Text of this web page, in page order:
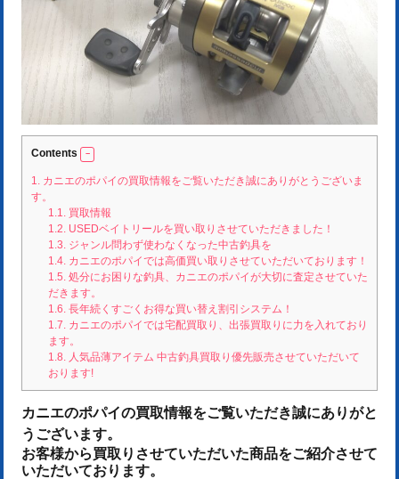
Contents
1. カニエのポパイの買取情報をご覧いただき誠にありがとうございま
す。
1.1.買取情報
1.2.USEDベイトリールを買い取りさせていただきました！
1.3.ジャンル問わず使わなくなった中古釣具を
1.4.カニエのポパイでは高価買い取りさせていただいております！
1.5.処分にお困りな釣具、カニエのポパイが大切に査定させていた
だきます。
1.6.長年続くすごくお得な買い替え割引システム！
1.7.カニエのポパイでは宅配買取り、出張買取りに力を入れており
ます。
1.8.人気品薄アイテム 中古釣具買取り優先販売させていただいて
おります!
カニエのポパイの買取情報をご覧いただき誠にありがと
うございます。
お客様から買取りさせていただいた商品をご紹介させて
いただいております。